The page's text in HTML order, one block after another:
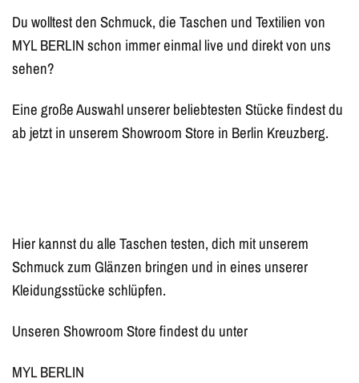
Du wolltest den Schmuck, die Taschen und Textilien von
MYL BERLIN schon immer einmal live und direkt von uns
sehen?
Eine große Auswahl unserer beliebtesten Stücke findest du
ab jetzt in unserem Showroom Store in Berlin Kreuzberg.
Hier kannst du alle Taschen testen, dich mit unserem
Schmuck zum Glänzen bringen und in eines unserer
Kleidungsstücke schlüpfen.
Unseren Showroom Store findest du unter
MYL BERLIN